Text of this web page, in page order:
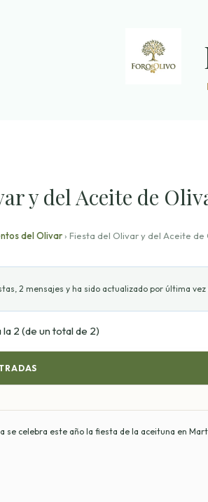
y del Aceite de
del Olivar › Fiesta del Olivar y del Aceite de
2 mensajes y ha sido actualizado por última vez
2 (de un total de 2)
se celebra este año la fiesta de la aceituna en